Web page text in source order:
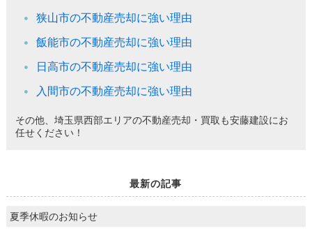
狭山市の不動産売却に強い理由
飯能市の不動産売却に強い理由
日高市の不動産売却に強い理由
入間市の不動産売却に強い理由
その他、埼玉県西部エリアの不動産売却・買取も安藤建設にお
任せください！
最新の記事
夏季休暇のお知らせ